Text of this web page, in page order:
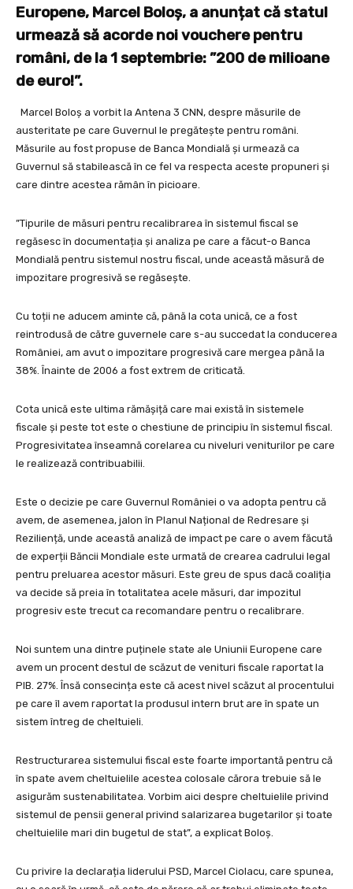
Europene, Marcel Boloș, a anunțat că statul
urmează să acorde noi vouchere pentru
români, de la 1 septembrie: ”200 de milioane
de euro!”.
Marcel Boloș a vorbit la Antena 3 CNN, despre măsurile de
austeritate pe care Guvernul le pregătește pentru români.
Măsurile au fost propuse de Banca Mondială și urmează ca
Guvernul să stabilească în ce fel va respecta aceste propuneri și
care dintre acestea rămân în picioare.
”Tipurile de măsuri pentru recalibrarea în sistemul fiscal se
regăsesc în documentația și analiza pe care a făcut-o Banca
Mondială pentru sistemul nostru fiscal, unde această măsură de
impozitare progresivă se regăsește.
Cu toții ne aducem aminte că, până la cota unică, ce a fost
reintrodusă de către guvernele care s-au succedat la conducerea
României, am avut o impozitare progresivă care mergea până la
38%. Înainte de 2006 a fost extrem de criticată.
Cota unică este ultima rămășiță care mai există în sistemele
fiscale și peste tot este o chestiune de principiu în sistemul fiscal.
Progresivitatea înseamnă corelarea cu niveluri veniturilor pe care
le realizează contribuabilii.
Este o decizie pe care Guvernul României o va adopta pentru că
avem, de asemenea, jalon în Planul Național de Redresare și
Reziliență, unde această analiză de impact pe care o avem făcută
de experții Băncii Mondiale este urmată de crearea cadrului legal
pentru preluarea acestor măsuri. Este greu de spus dacă coaliția
va decide să preia în totalitatea acele măsuri, dar impozitul
progresiv este trecut ca recomandare pentru o recalibrare.
Noi suntem una dintre puținele state ale Uniunii Europene care
avem un procent destul de scăzut de venituri fiscale raportat la
PIB. 27%. Însă consecința este că acest nivel scăzut al procentului
pe care îl avem raportat la produsul intern brut are în spate un
sistem întreg de cheltuieli.
Restructurarea sistemului fiscal este foarte importantă pentru că
în spate avem cheltuielile acestea colosale cărora trebuie să le
asigurăm sustenabilitatea. Vorbim aici despre cheltuielile privind
sistemul de pensii general privind salarizarea bugetarilor și toate
cheltuielile mari din bugetul de stat”, a explicat Boloș.
Cu privire la declarația liderului PSD, Marcel Ciolacu, care spunea,